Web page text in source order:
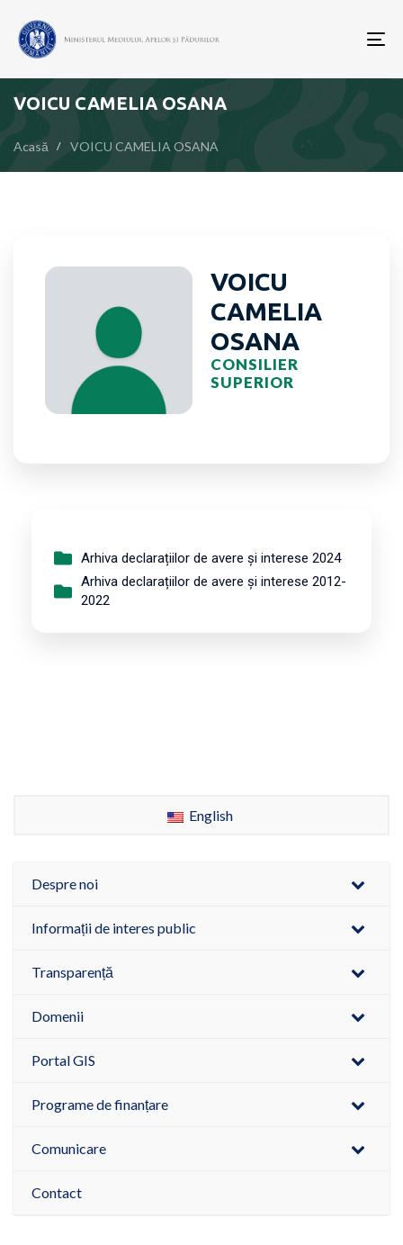
VOICU CAMELIA OSANA
Acasă VOICU CAMELIA OSANA
VOICU
CAMELIA
OSANA
CONSILIER
SUPERIOR
Arhiva declarațiilor de avere și interese 2024
Arhiva declarațiilor de avere și interese 2012-
2022
English
Despre noi
Informații de interes public
Transparență
Domenii
Portal GIS
Programe de finanțare
Comunicare
Contact